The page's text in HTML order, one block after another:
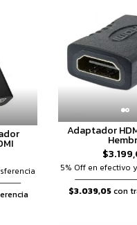
Adaptador
5% Off en efectivo
$3.039,05con